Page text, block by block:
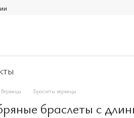
Вервицы Браслеты вервицы
браслеты с